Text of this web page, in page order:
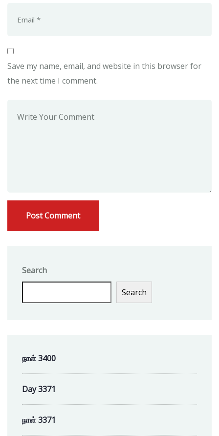
Save my name, email, and website in this browser for
the next time I comment.
Search
Search
நாள் 3400
Day 3371
நாள் 3371